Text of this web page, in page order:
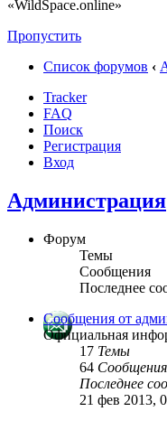
«WildSpace.online»
Пропустить
Список форумов ‹
Tracker
FAQ
Поиск
Регистрация
Вход
Администрация
Форум
Темы
Сообщения
Последнее
Сообщения от
Официальная
17 Темы
64 Сообщения
Последнее
21 фев 2013,